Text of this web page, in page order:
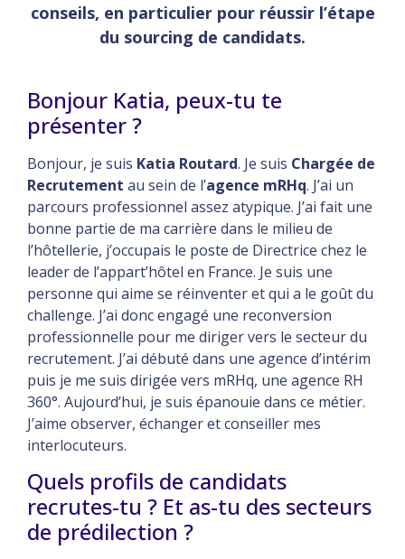
conseils, en particulier pour réussir l’étape
du sourcing de candidats.
Bonjour Katia, peux-tu te
présenter ?
Bonjour, je suis Katia Routard. Je suis Chargée de
Recrutement au sein de l’agence mRHq. J’ai un
parcours professionnel assez atypique. J’ai fait une
bonne partie de ma carrière dans le milieu de
l’hôtellerie, j’occupais le poste de Directrice chez le
leader de l’appart’hôtel en France. Je suis une
personne qui aime se réinventer et qui a le goût du
challenge. J’ai donc engagé une reconversion
professionnelle pour me diriger vers le secteur du
recrutement. J’ai débuté dans une agence d’intérim
puis je me suis dirigée vers mRHq, une agence RH
360°. Aujourd’hui, je suis épanouie dans ce métier.
J’aime observer, échanger et conseiller mes
interlocuteurs.
Quels profils de candidats
recrutes-tu ? Et as-tu des secteurs
de prédilection ?